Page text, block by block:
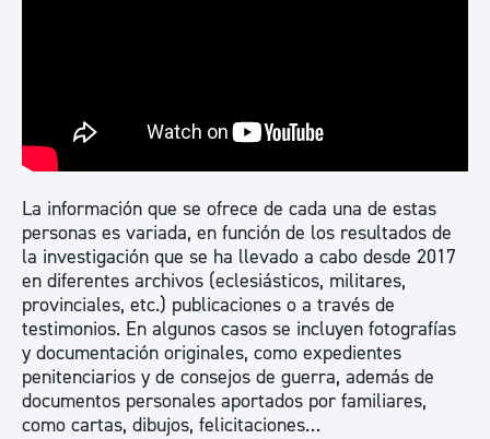
La información que se ofrece de cada una de estas
personas es variada, en función de los resultados de
la investigación que se ha llevado a cabo desde 2017
en diferentes archivos (eclesiásticos, militares,
provinciales, etc.) publicaciones o a través de
testimonios. En algunos casos se incluyen fotografías
y documentación originales, como expedientes
penitenciarios y de consejos de guerra, además de
documentos personales aportados por familiares,
como cartas, dibujos, felicitaciones…